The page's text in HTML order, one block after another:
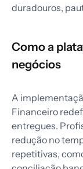
duradouros,
Como a
negócios
A
Financeiro
entregues.
redução no
repetitivas,